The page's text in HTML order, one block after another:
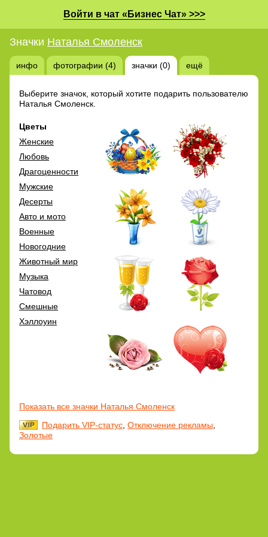
Войти в чат «Бизнес Чат» >>>
Значки Наталья Смоленск
инфо фотографии (4) значки (0) ещё
Выберите значок, который хотите подарить пользователю
Наталья Смоленск.
Цветы
Женские
Любовь
Драгоценности
Мужские
Десерты
Авто и мото
Военные
Новогодние
Животный мир
Музыка
Чатовод
Смешные
Хэллоуин
Показать все значки Наталья Смоленск
Подарить VIP-статус Отключение рекламы
Золотые